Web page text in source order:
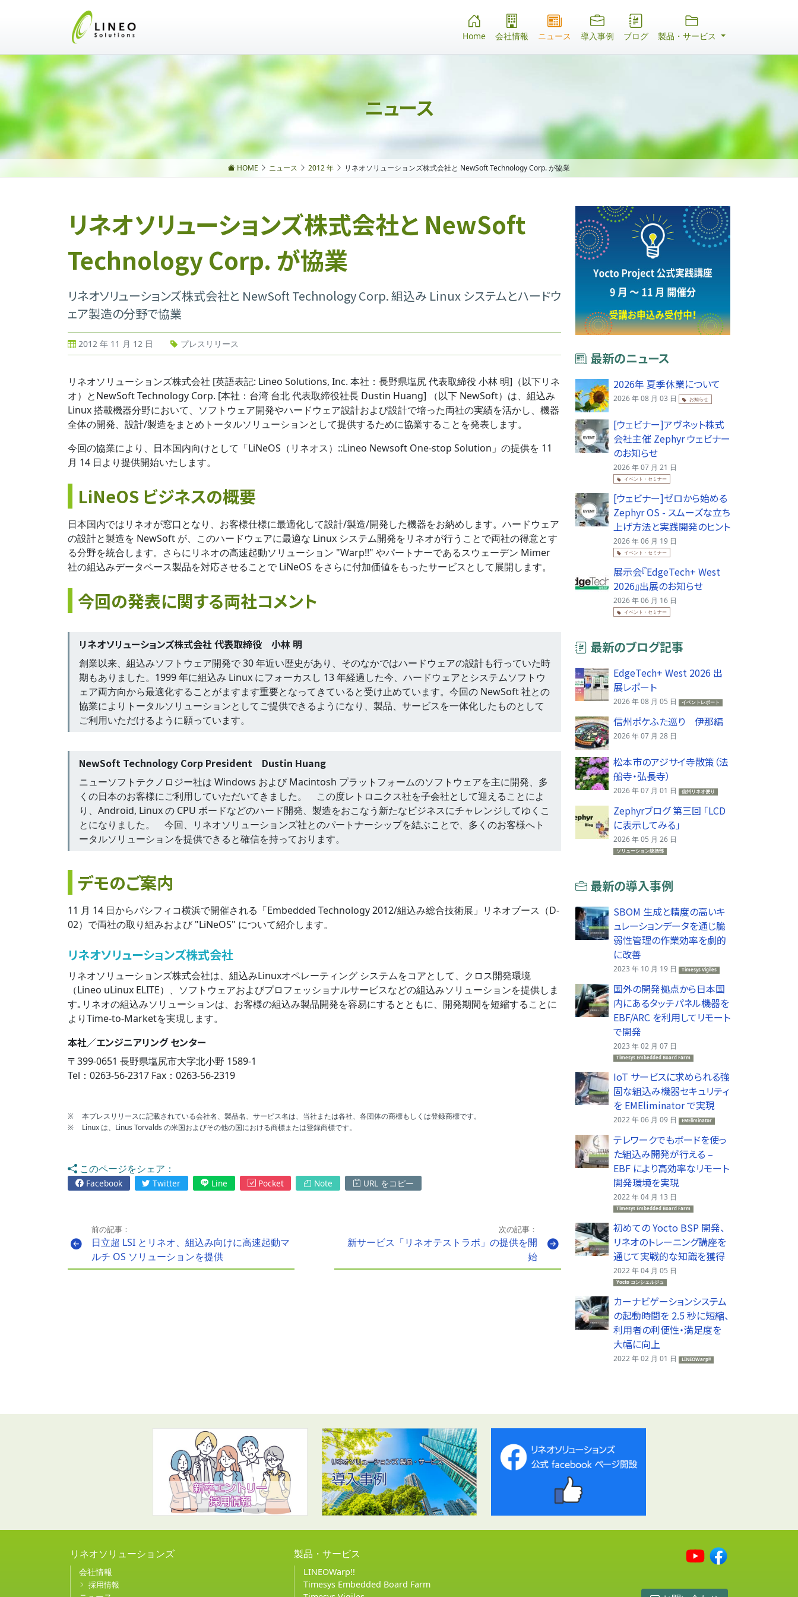
Home 会社情報 ニュース 導入事例 ブログ 製品・サービス
ニュース
HOME ニュース 2012 年 リネオソリューションズ株式会社と NewSoft Technology Corp. が協業
リネオソリューションズ株式会社と NewSoft
Technology Corp. が協業
リネオソリューションズ株式会社と NewSoft Technology Corp. 組込み Linux システムとハードウ
ェア製造の分野で協業
2012 年 11 月 12 日 プレスリリース
リネオソリューションズ株式会社 [英語表記: Lineo Solutions, Inc. 本社：長野県塩尻 代表取締役 小林 明]（以下リネ
オ）とNewSoft Technology Corp. [本社：台湾 台北 代表取締役社長 Dustin Huang] （以下 NewSoft）は、組込み
Linux 搭載機器分野において、ソフトウェア開発やハードウェア設計および設計で培った両社の実績を活かし、機器
全体の開発、設計/製造をまとめトータルソリューションとして提供するために協業することを発表します。
今回の協業により、日本国内向けとして「LiNeOS（リネオス）::Lineo Newsoft One-stop Solution」の提供を 11
月 14 日より提供開始いたします。
LiNeOS ビジネスの概要
日本国内ではリネオが窓口となり、お客様仕様に最適化して設計/製造/開発した機器をお納めします。ハードウェア
の設計と製造を NewSoft が、このハードウェアに最適な Linux システム開発をリネオが行うことで両社の得意とす
る分野を統合します。さらにリネオの高速起動ソリューション "Warp!!" やパートナーであるスウェーデン Mimer
社の組込みデータベース製品を対応させることで LiNeOS をさらに付加価値をもったサービスとして展開します。
今回の発表に関する両社コメント
リネオソリューションズ株式会社 代表取締役 小林 明
創業以来、組込みソフトウェア開発で 30 年近い歴史があり、そのなかではハードウェアの設計も行っていた時
期もありました。1999 年に組込み Linux にフォーカスし 13 年経過した今、ハードウェアとシステムソフトウ
ェア両方向から最適化することがますます重要となってきていると受け止めています。今回の NewSoft 社との
協業によりトータルソリューションとしてご提供できるようになり、製品、サービスを一体化したものとして
ご利用いただけるように願っています。
NewSoft Technology Corp President Dustin Huang
ニューソフトテクノロジー社は Windows および Macintosh プラットフォームのソフトウェアを主に開発、多
くの日本のお客様にご利用していただいてきました。 この度レトロニクス社を子会社として迎えることによ
り、Android, Linux の CPU ボードなどのハード開発、製造をおこなう新たなビジネスにチャレンジしてゆくこ
とになりました。 今回、リネオソリューションズ社とのパートナーシップを結ぶことで、多くのお客様へト
ータルソリューションを提供できると確信を持っております。
デモのご案内
11 月 14 日からパシフィコ横浜で開催される「Embedded Technology 2012/組込み総合技術展」リネオブース（D-
02）で両社の取り組みおよび "LiNeOS" について紹介します。
リネオソリューションズ株式会社
リネオソリューションズ株式会社は、組込みLinuxオペレーティング システムをコアとして、クロス開発環境
（Lineo uLinux ELITE）、ソフトウェアおよびプロフェッショナルサービスなどの組込みソリューションを提供しま
す｡リネオの組込みソリューションは、お客様の組込み製品開発を容易にするとともに、開発期間を短縮することに
よりTime-to-Marketを実現します。
本社／エンジニアリング センター
〒399-0651 長野県塩尻市大字北小野 1589-1
Tel：0263-56-2317 Fax：0263-56-2319
※
本プレスリリースに記載されている会社名、製品名、サービス名は、当社または各社、各団体の商標もしくは登録商標です。
※
Linux は、Linus Torvalds の米国およびその他の国における商標または登録商標です。
このページをシェア：
Facebook Twitter Line Pocket Note URL をコピー
前の記事：
日立超 LSI とリネオ、組込み向けに高速起動マ
ルチ OS ソリューションを提供
次の記事：
新サービス「リネオテストラボ」の提供を開
始
最新のニュース
2026年 夏季休業について
2026 年 08 月 03 日 お知らせ
[ウェビナー]アヴネット株式
会社主催 Zephyr ウェビナー
のお知らせ
2026 年 07 月 21 日
イベント・セミナー
[ウェビナー]ゼロから始める
Zephyr OS - スムーズな立ち
上げ方法と実践開発のヒント
2026 年 06 月 19 日
イベント・セミナー
展示会『EdgeTech+ West
2026』出展のお知らせ
2026 年 06 月 16 日
イベント・セミナー
最新のブログ記事
EdgeTech+ West 2026 出
展レポート
2026 年 08 月 05 日 イベントレポート
信州ポケふた巡り 伊那編
2026 年 07 月 28 日
松本市のアジサイ寺散策（法
船寺・弘長寺）
2026 年 07 月 01 日 信州リネオ便り
Zephyrブログ 第三回 「LCD
に表示してみる」
2026 年 05 月 26 日
ソリューション統括部
最新の導入事例
SBOM 生成と精度の高いキ
ュレーションデータを通じ脆
弱性管理の作業効率を劇的
に改善
2023 年 10 月 19 日 Timesys Vigiles
国外の開発拠点から日本国
内にあるタッチパネル機器を
EBF/ARC を利用してリモート
で開発
2023 年 02 月 07 日
Timesys Embedded Board Farm
IoT サービスに求められる強
固な組込み機器セキュリティ
を EMEliminator で実現
2022 年 06 月 09 日 EMEliminator
テレワークでもボードを使っ
た組込み開発が行える –
EBF により高効率なリモート
開発環境を実現
2022 年 04 月 13 日
Timesys Embedded Board Farm
初めての Yocto BSP 開発、
リネオのトレーニング講座を
通じて実戦的な知識を獲得
2022 年 04 月 05 日
Yocto コンシェルジュ
カーナビゲーションシステム
の起動時間を 2.5 秒に短縮、
利用者の利便性・満足度を
大幅に向上
2022 年 02 月 01 日 LINEOWarp!!
リネオソリューションズ
会社情報
採用情報
製品・サービス
LINEOWarp!!
Timesys Embedded Board Farm